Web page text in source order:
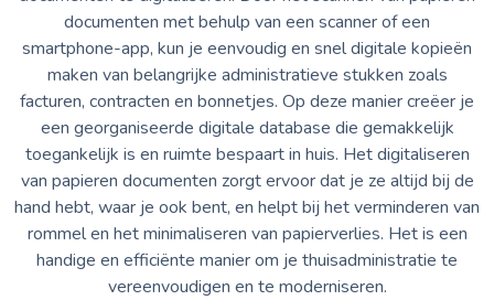
documenten met behulp van een scanner of een
smartphone-app, kun je eenvoudig en snel digitale kopieën
maken van belangrijke administratieve stukken zoals
facturen, contracten en bonnetjes. Op deze manier creëer je
een georganiseerde digitale database die gemakkelijk
toegankelijk is en ruimte bespaart in huis. Het digitaliseren
van papieren documenten zorgt ervoor dat je ze altijd bij de
hand hebt, waar je ook bent, en helpt bij het verminderen van
rommel en het minimaliseren van papierverlies. Het is een
handige en efficiënte manier om je thuisadministratie te
vereenvoudigen en te moderniseren.